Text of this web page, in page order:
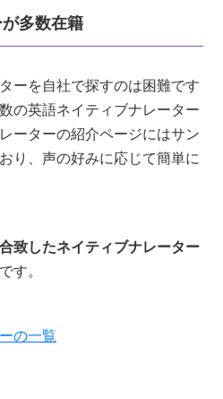
多数在籍
ーを自社で探すのは困難です
の英語ネイティブナレーター
ーターの紹介ページにはサン
り、声の好みに応じて簡単に
致したネイティブナレーター
です。
の一覧